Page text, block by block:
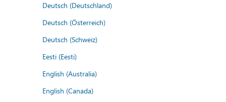
Deutsch (Deutschland)
Deutsch (Österreich)
Deutsch (Schweiz)
Eesti (Eesti)
English (Australia)
English (Canada)